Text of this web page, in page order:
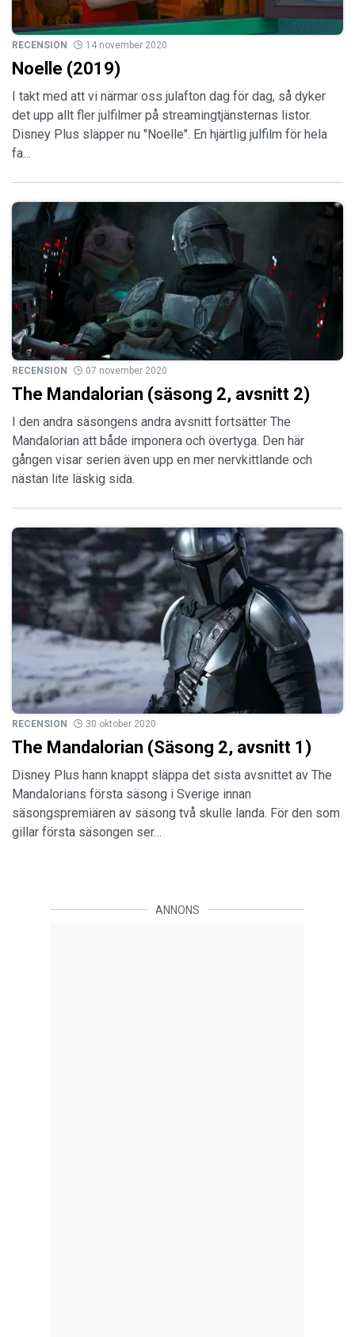
RECENSION 14 november 2020
Noelle (2019)
I takt med att vi närmar oss julafton dag för dag, så dyker
det upp allt fler julfilmer på streamingtjänsternas listor.
Disney Plus släpper nu "Noelle". En hjärtlig julfilm för hela
fa…
RECENSION 07 november 2020
The Mandalorian (säsong 2, avsnitt 2)
I den andra säsongens andra avsnitt fortsätter The
Mandalorian att både imponera och övertyga. Den här
gången visar serien även upp en mer nervkittlande och
nästan lite läskig sida.
RECENSION 30 oktober 2020
The Mandalorian (Säsong 2, avsnitt 1)
Disney Plus hann knappt släppa det sista avsnittet av The
Mandalorians första säsong i Sverige innan
säsongspremiären av säsong två skulle landa. För den som
gillar första säsongen ser…
ANNONS